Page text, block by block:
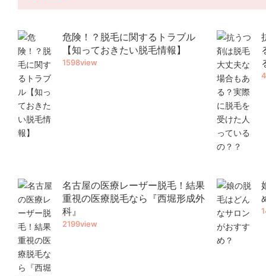
危険！？脱毛に関するトラブル
【知っておきたい脱毛情報】
1598view
名古屋の医療レーザー脱毛！結果
重視の医療脱毛なら『西堀形成外
科』
2199view